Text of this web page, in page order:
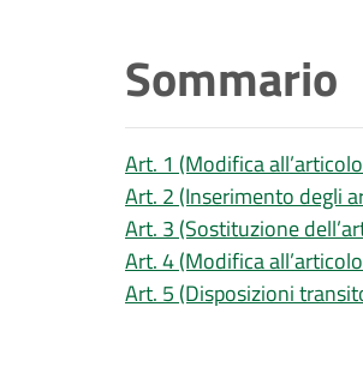
Sommario
Art. 1 (Modifica
Art. 2 (Inserimento degli
Art. 3 (Sostituzione
Art. 4 (Modifica
Art. 5 (Disposizioni